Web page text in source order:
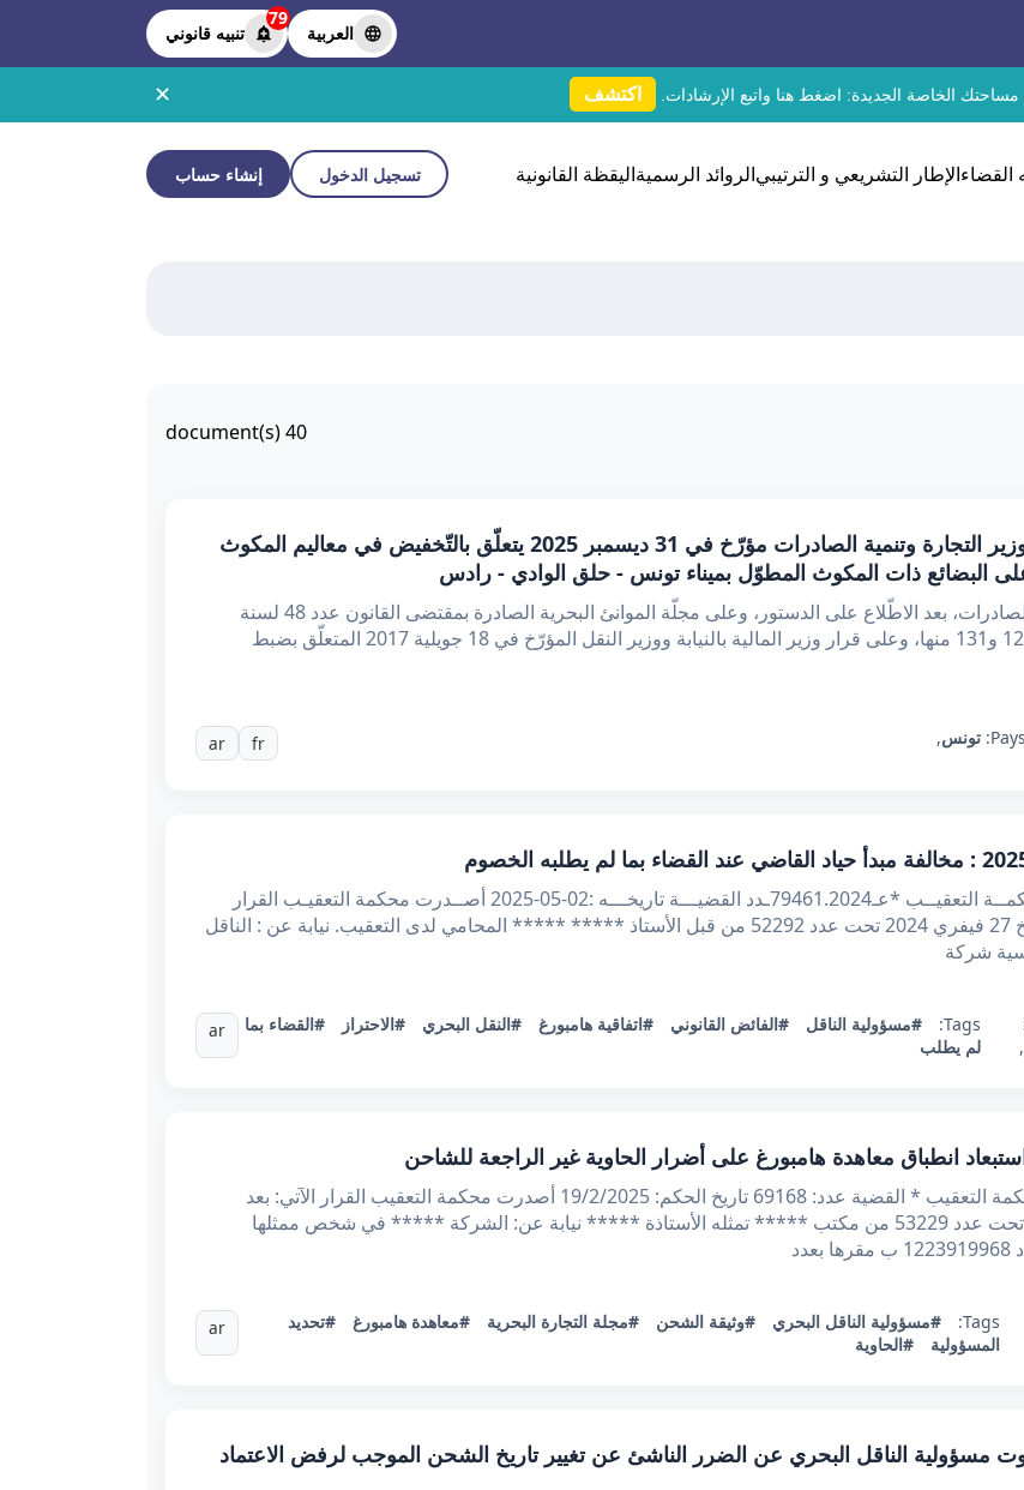
العربية
79
تنبيه قانوني
الخاصة الجديدة: اضغط هنا واتبع الإرشادات. اكتشف ✕
القضاءالإطار التشريعي و الترتيبيالروائد الرسميةاليقظة القانونية تسجيل الدخول إنشاء حساب
40
قرار مشترك من وزير النقل ووزيرة المالية ووزير التجارة وتنمية الصادرات مؤرّخ في 31 ديسمبر 2025 يتعلّق بالتّخفيض في معاليم المكوث
البضائع ذات المكوث المطوّل بميناء تونس - حلق الوادي - رادس
إنّ وزير النقل ووزيرة المالية ووزير التجارة وتنمية الصادرات، بعد الاطّلاع على الدستور، وعلى مجلّة الموانئ البحرية الصادرة بمقتضى القانون عدد 48 لسنة
2009 المؤرّخ في 8 جويلية 2009 وخاصة الفصلين 129 و131 منها، وعلى قرار وزير المالية بالنيابة ووزير النقل المؤرّخ في 18 جويلية 2017 المتعلّق بضبط
Pays: تونس,
fr
ar
الجمهوريــة التونسيــة وزارة العـدل الحمــد لله محكمــة التعقيــب *عـ79461.2024ـدد القضيـــة تاريخـــه :02-05-2025 أصــدرت محكمة التعقيـب القرار
الاتي : بعد الإطلاع على مطلب التعقيب المقدم بتاريخ 27 فيفري 2024 تحت عدد 52292 من قبل الأستاذ ***** ***** المحامي لدى التعقيب. نيابة عن : الناقل
شركة
,
Tags: #مسؤولية الناقل #الفائض القانوني #اتفاقية هامبورغ #النقل البحري #الاحتراز
#القضاء بما
لم يطلب
ar
الجمهورية التونسية الحمد لله وحده وزارة العدل محكمة التعقيب * القضية عدد: 69168 تاريخ الحكم: 19/2/2025 أصدرت محكمة التعقيب القرار الآتي: بعد
الاطلاع على مطلب التعقيب المقدم في 7/3/2024 تحت عدد 53229 من مكتب ***** تمثله الأستاذة ***** نيابة عن: الشركة ***** في شخص ممثلها
Tags: #مسؤولية الناقل البحري #وثيقة الشحن #مجلة التجارة البحرية #معاهدة هامبورغ
#تحديد
المسؤولية
#الحاوية
ar
تعقيبي عدد 75479 بتاريخ 5/2/2025 : ثبوت مسؤولية الناقل البحري عن الضرر الناشئ عن تغيير تاريخ الشحن الموجب لرفض الاعتماد